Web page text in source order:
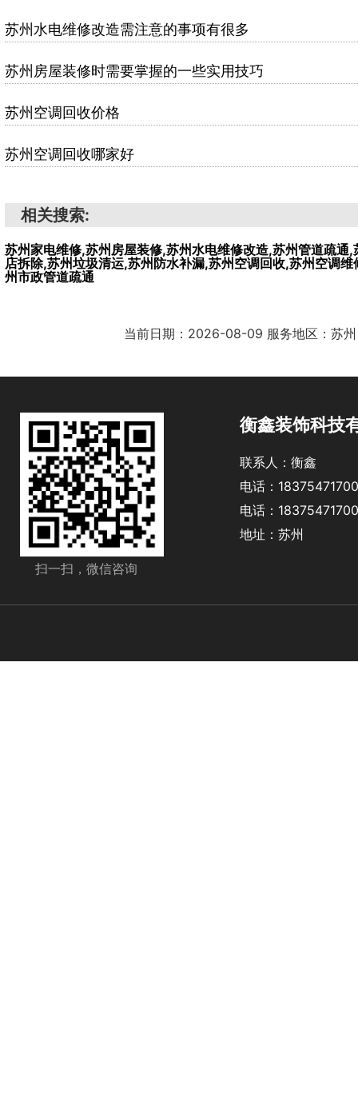
苏州水电维修改造需注意的事项有很多
苏州房屋装修时需要掌握的一些实用技巧
苏州空调回收价格
苏州空调回收哪家好
相关搜索:
苏州家电维修,苏州房屋装修,苏州水电维修改造,苏州管道疏通
店拆除,苏州垃圾清运,苏州防水补漏,苏州空调回收,苏州空调
州市政管道疏通
当前日期：2026-08-09 服务地区：苏州
扫一扫，微信咨询
衡鑫装饰科技
联系人：衡鑫
电话：18375471700
电话：18375471700
地址：苏州